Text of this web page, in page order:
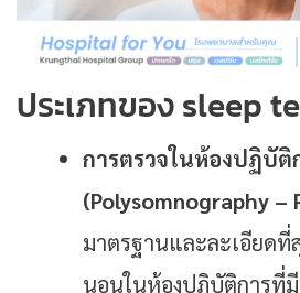
ประเภทของ sleep
การตรวจในห้องปฏิบัติ
(Polysomnography –
มาตรฐานและละเอียดที่
นอนในห้องปฏิบัติการที่